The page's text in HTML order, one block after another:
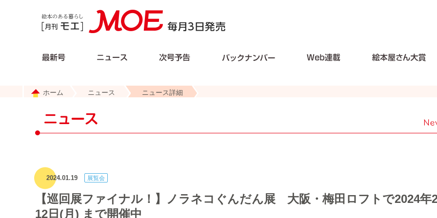
ホーム ニュース ニュース詳細
2024.01.19
【巡回展ファイナル！】ノラネコぐんだん展 大阪・梅田ロフトで2024年
12日(月) まで開催中